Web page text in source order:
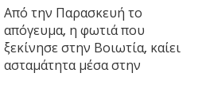
Από την Παρασκευή το
απόγευμα, η φωτιά που
ξεκίνησε στην Βοιωτία, καίει
ασταμάτητα μέσα στην